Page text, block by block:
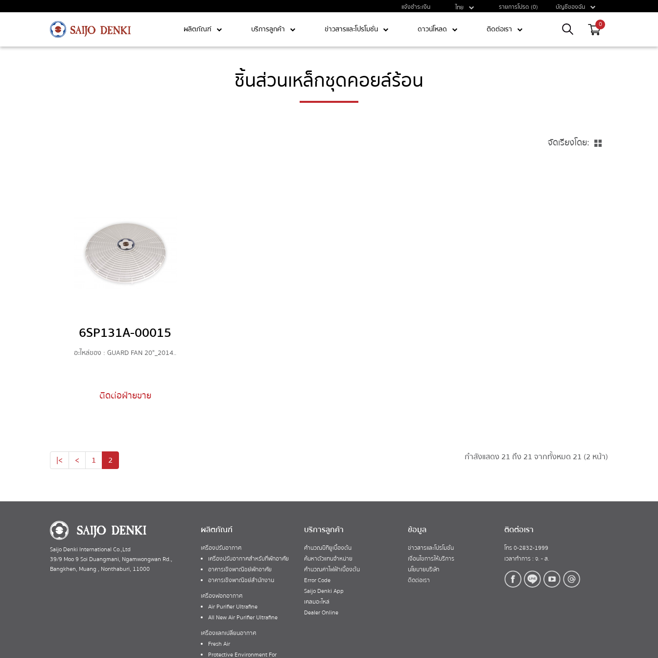
บัญชีของฉัน
รายการโปรด (0)
ไทย
แจ้งชำระเงิน
ผลิตภัณฑ์ บริการลูกค้า ข่าวสารและโปรโมชั่น ดาวน์โหลด ติดต่อเรา 0
ชิ้นส่วนเหล็กชุดคอยล์ร้อน
จัดเรียงโดย:
6SP131A-00015
อะไหล่ของ : GUARD FAN 20"_2014..
ติดต่อฝ่ายขาย
|< < 1 2 กำลังแสดง 21 ถึง 21 จากทั้งหมด 21 (2 หน้า)
Saijo Denki International Co.,Ltd
39/9 Moo 9 Soi Duangmani, Ngamwongwan Rd.,
Bangkhen, Muang , Nonthaburi, 11000
ผลิตภัณฑ์
เครื่องปรับอากาศ
เครื่องปรับอากาศสำหรับที่พักอาศัย
อาคารเชิงพาณิชย์พักอาศัย
อาคารเชิงพาณิชย์สำนักงาน
เครื่องฟอกอากาศ
Air Purifier Ultrafine
All New Air Purifier Ultrafine
เครื่องแลกเปลี่ยนอากาศ
Fresh Air
Protective Environment For
บริการลูกค้า
คำนวณบีทียูเบื้องต้น
ค้นหาตัวแทนจำหน่าย
คำนวณค่าไฟฟ้าเบื้องต้น
Error Code
Saijo Denki App
เคลมอะไหล่
Dealer Online
ข้อมูล
ข่าวสารและโปรโมชั่น
เงื่อนไขการให้บริการ
นโยบายบริษัท
ติดต่อเรา
ติดต่อเรา
โทร 0-2832-1999
เวลาทำการ : จ. - ส.